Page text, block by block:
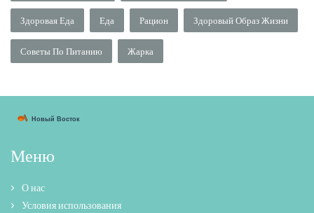
Здоровая Еда Еда Рацион Здоровый Образ Жизни
Советы По Питанию Жарка
Меню
О нас
Условия использования